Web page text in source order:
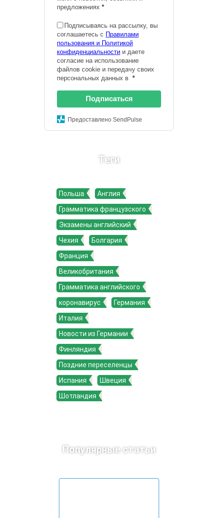
предложениях *
Подписываясь на рассылку, вы
соглашаетесь с Правилами
пользования и Политикой
конфиденциальности и даете
согласие на использование
файлов cookie и передачу своих
персональных данных в *
Подписаться
Предоставлено SendPulse
Теги
Польша
Англия
Грамматика французского
Экзамены английский
Чехия
Болгария
Франция
Великобритания
Грамматика английского
коронавирус
Германия
Италия
Новости из Германии
Финляндия
Поздние переселенцы
Испания
Швеция
Шотландия
Популярные статьи